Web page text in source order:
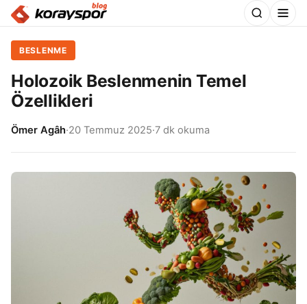
BESLENME
Holozoik Beslenmenin Temel
Özellikleri
Ömer Agâh·20 Temmuz 2025·7 dk okuma